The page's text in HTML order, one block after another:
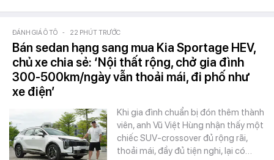
ĐÁNH GIÁ Ô TÔ - 22 PHÚT TRƯỚC
Bán sedan hạng sang mua Kia Sportage HEV,
chủ xe chia sẻ: ‘Nội thất rộng, chở gia đình
300-500km/ngày vẫn thoải mái, đi phố như
xe điện’
Khi gia đình chuẩn bị đón thêm thành
viên, anh Vũ Việt Hùng nhận thấy một
chiếc SUV-crossover đủ rộng rãi,
thoải mái, đầy đủ tiện nghi, lại có…